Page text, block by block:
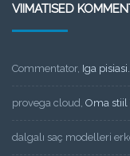
VIIMATISED
Commentator, Iga pisiasi…
provega cloud Oma stiil
dalgalı saç modelleri